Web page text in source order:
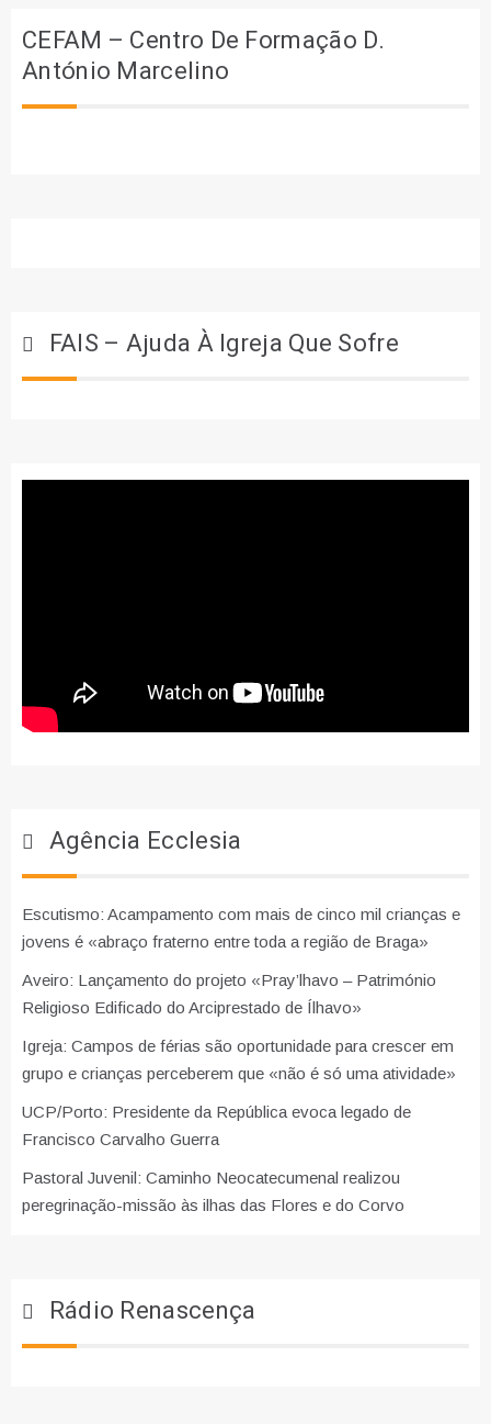
CEFAM – Centro De Formação D.
António Marcelino
FAIS – Ajuda À Igreja Que Sofre
Agência Ecclesia
Escutismo: Acampamento com mais de cinco mil crianças e
jovens é «abraço fraterno entre toda a região de Braga»
Aveiro: Lançamento do projeto «Pray’lhavo – Património
Religioso Edificado do Arciprestado de Ílhavo»
Igreja: Campos de férias são oportunidade para crescer em
grupo e crianças perceberem que «não é só uma atividade»
UCP/Porto: Presidente da República evoca legado de
Francisco Carvalho Guerra
Pastoral Juvenil: Caminho Neocatecumenal realizou
peregrinação-missão às ilhas das Flores e do Corvo
Rádio Renascença